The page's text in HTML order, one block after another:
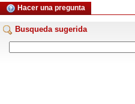
Hacer una pregunta
Busqueda sugerida